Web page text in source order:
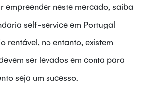
empreender neste mercado, saiba
self-service em Portugal
rentável, no entanto, existem
ser levados em conta para
seja um sucesso.